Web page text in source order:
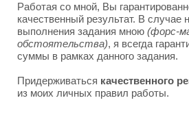
Работая со мной, Вы
качественный результат. В случае
выполнения задания мною (форс-
обстоятельства), я всегда
суммы в рамках данного задания.
Придерживаться качественного
из моих личных правил работы.